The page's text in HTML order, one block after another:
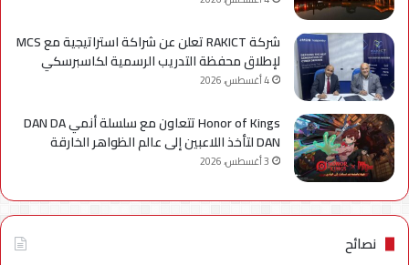
شركة RAKICT تعلن عن شراكة استراتيجية مع MCS
لإطلاق محفظة التدريب الرسمية لكاسبرسكي
4 أغسطس، 2026
Honor of Kings تتعاون مع سلسلة أنمي DAN DA
DAN لتأخذ اللاعبين إلى عالم الظواهر الخارقة
3 أغسطس، 2026
نصائح